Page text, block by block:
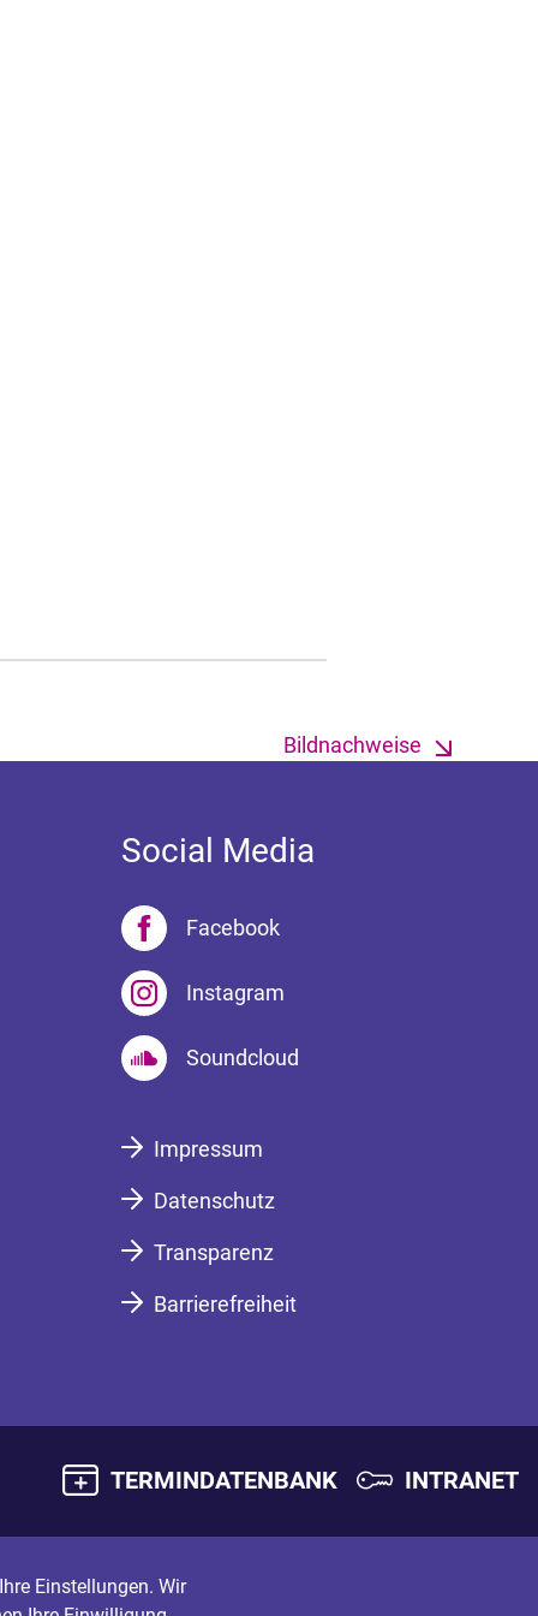
Bildnachweise
Social Media
Facebook
Instagram
Soundcloud
Impressum
Datenschutz
Transparenz
Barrierefreiheit
TERMINDATENBANK INTRANET
Einstellungen. Wir